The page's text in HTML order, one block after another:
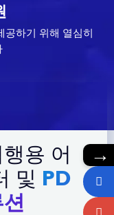
공하기 위해 열심히
용 어
및 PD
→